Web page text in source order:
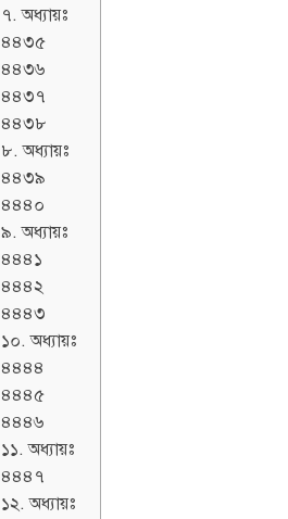
৭. অধ্যায়ঃ
৪৪৩৫
৪৪৩৬
৪৪৩৭
৪৪৩৮
৮. অধ্যায়ঃ
৪৪৩৯
৪৪৪০
৯. অধ্যায়ঃ
৪৪৪১
৪৪৪২
৪৪৪৩
১০. অধ্যায়ঃ
৪৪৪৪
৪৪৪৫
৪৪৪৬
১১. অধ্যায়ঃ
৪৪৪৭
১২. অধ্যায়ঃ